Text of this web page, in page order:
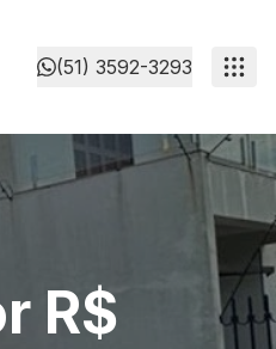
(51) 3592-3293
R$